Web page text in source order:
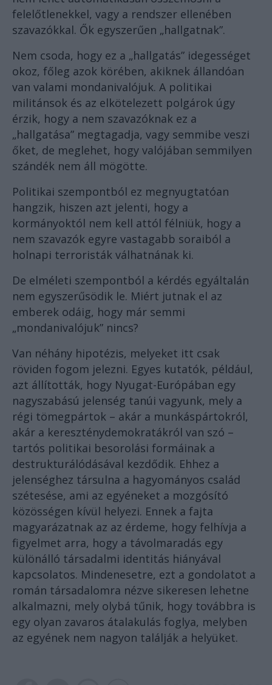
felelőtlenekkel, vagy a rendszer ellenében
szavazókkal. Ők egyszerűen „hallgatnak”.
Nem csoda, hogy ez a „hallgatás” idegességet
okoz, főleg azok körében, akiknek állandóan
van valami mondanivalójuk. A politikai
militánsok és az elkötelezett polgárok úgy
érzik, hogy a nem szavazóknak ez a
„hallgatása” megtagadja, vagy semmibe veszi
őket, de meglehet, hogy valójában semmilyen
szándék nem áll mögötte.
Politikai szempontból ez megnyugtatóan
hangzik, hiszen azt jelenti, hogy a
kormányoktól nem kell attól félniük, hogy a
nem szavazók egyre vastagabb soraiból a
holnapi terroristák válhatnának ki.
De elméleti szempontból a kérdés egyáltalán
nem egyszerűsödik le. Miért jutnak el az
emberek odáig, hogy már semmi
„mondanivalójuk” nincs?
Van néhány hipotézis, melyeket itt csak
röviden fogom jelezni. Egyes kutatók, például,
azt állították, hogy Nyugat-Európában egy
nagyszabású jelenség tanúi vagyunk, mely a
régi tömegpártok – akár a munkáspártokról,
akár a kereszténydemokratákról van szó –
tartós politikai besorolási formáinak a
destrukturálódásával kezdődik. Ehhez a
jelenséghez társulna a hagyományos család
szétesése, ami az egyéneket a mozgósító
közösségen kívül helyezi. Ennek a fajta
magyarázatnak az az érdeme, hogy felhívja a
figyelmet arra, hogy a távolmaradás egy
különálló társadalmi identitás hiányával
kapcsolatos. Mindenesetre, ezt a gondolatot a
román társadalomra nézve sikeresen lehetne
alkalmazni, mely olybá tűnik, hogy továbbra is
egy olyan zavaros átalakulás foglya, melyben
az egyének nem nagyon találják a helyüket.